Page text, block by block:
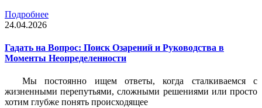
Подробнее
24.04.2026
Гадать на Вопрос: Поиск Озарений и Руководства в
Моменты Неопределенности
Мы постоянно ищем ответы, когда сталкиваемся с
жизненными перепутьями, сложными решениями или просто
хотим глубже понять происходящее